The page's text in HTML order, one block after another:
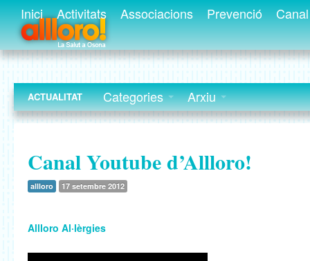
Inici Activitats Associacions Prevenció
ACTUALITAT Categories Arxiu
Canal Youtube d’Allloro!
allloro 17 setembre 2012
Allloro Al·lèrgies